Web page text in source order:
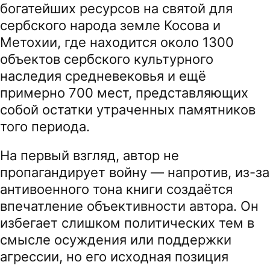
богатейших ресурсов на святой для
сербского народа земле Косова и
Метохии, где находится около 1300
объектов сербского культурного
наследия средневековья и ещё
примерно 700 мест, представляющих
собой остатки утраченных памятников
того периода.
На первый взгляд, автор не
пропагандирует войну — напротив, из-за
антивоенного тона книги создаётся
впечатление объективности автора. Он
избегает слишком политических тем в
смысле осуждения или поддержки
агрессии, но его исходная позиция